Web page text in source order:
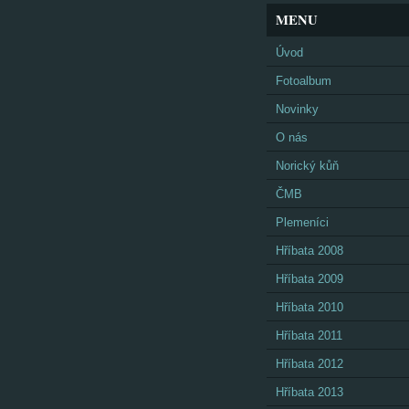
MENU
Úvod
Fotoalbum
Novinky
O nás
Norický kůň
ČMB
Plemeníci
Hříbata 2008
Hříbata 2009
Hříbata 2010
Hříbata 2011
Hříbata 2012
Hříbata 2013